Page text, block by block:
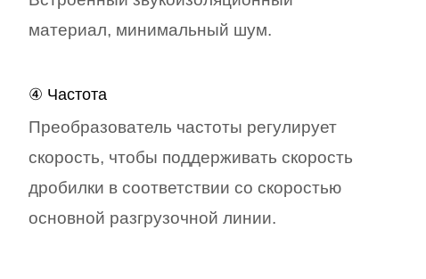
материал, минимальный шум.
④ Частота
Преобразователь частоты регулирует
скорость, чтобы поддерживать скорость
дробилки в соответствии со скоростью
основной разгрузочной линии.